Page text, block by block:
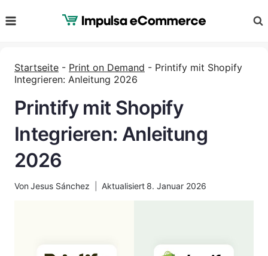
Inhalt
Startseite - Print on Demand - Printify mit Shopify
Integrieren: Anleitung 2026
Printify mit Shopify
Integrieren: Anleitung
2026
Von Jesus Sánchez Aktualisiert 8. Januar 2026